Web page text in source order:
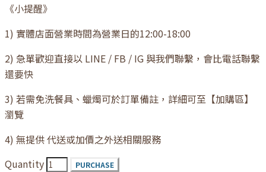
《小提醒》
1) 實體店面營業時間為營業日的12:00-18:00
2) 急單歡迎直接以 LINE / FB / IG 與我們聯繫，會比電話聯繫
還要快
3) 若需免洗餐具、蠟燭可於訂單備註，詳細可至【加購區】
瀏覽
4) 無提供 代送或加價之外送相關服務
Quantity
PURCHASE